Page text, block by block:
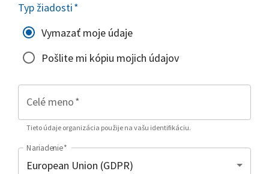
Typ žiadosti*
Vymazať moje údaje
Pošlite mi kópiu mojich údajov
Celé meno*
Tieto údaje organizácia použije na vašu identifikáciu.
Nariadenie*